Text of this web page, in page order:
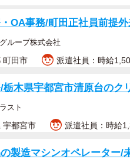
の羊肉の切り身ではなくエ
が北海道民のソウルフードだ
OA事務/町田正社員前提
ループ株式会社
町田市 派遣社員：時給
栃木県宇都宮市清原台のク
スト
宇都宮市 派遣社員：時給
製造マシンオペレーター/